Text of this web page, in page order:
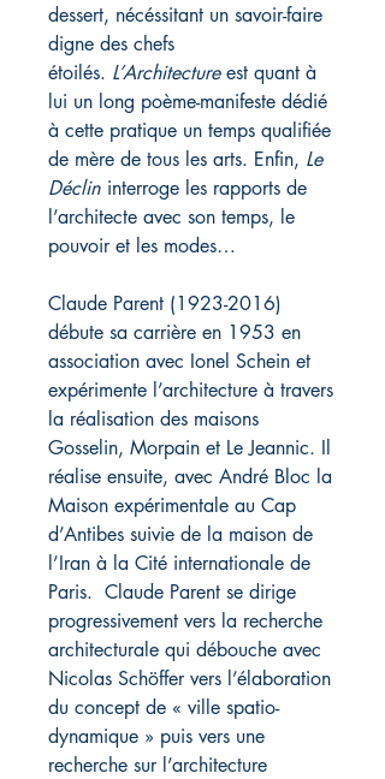
dessert, nécéssitant un savoir-faire
digne des chefs
étoilés. L’Architectureest quant à
lui un long poème-manifeste dédié
à cette pratique un temps qualifiée
de mère de tous les arts. Enfin, Le
Déclin interroge les rapports de
l’architecte avec son temps, le
pouvoir et les modes…
Claude Parent (1923-2016)
débute sa carrière en 1953 en
association avec Ionel Schein et
expérimente l’architecture à travers
la réalisation des maisons
Gosselin, Morpain et Le Jeannic. Il
réalise ensuite, avec André Bloc la
Maison expérimentale au Cap
d’Antibes suivie de la maison de
l’Iran à la Cité internationale de
Paris. Claude Parent se dirige
progressivement vers la recherche
architecturale qui débouche avec
Nicolas Schöffer vers l’élaboration
du concept de « ville spatio-
dynamique » puis vers une
recherche sur l’architecture